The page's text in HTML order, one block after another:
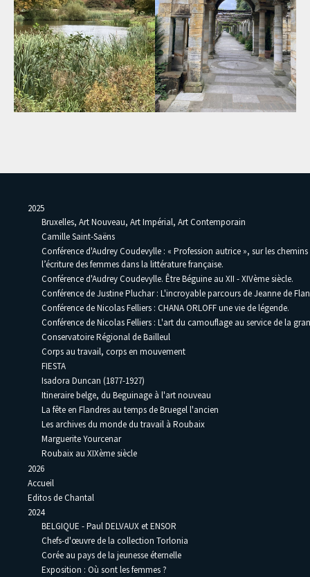
2025
Bruxelles, Art Nouveau, Art Impérial, Art Contemporain
Camille Saint-Saëns
Conférence d'Audrey Coudevylle : « Profession autrice », sur les
l’écriture des femmes dans la littérature française.
Conférence d'Audrey Coudevylle. Être Béguine au XII - XIVème siècle.
Conférence de Justine Pluchar : L'incroyable parcours de Jeanne de
Conférence de Nicolas Felliers : CHANA ORLOFF une vie de légende.
Conférence de Nicolas Felliers : L'art du camouflage au service de la
Conservatoire Régional de Bailleul
Corps au travail, corps en mouvement
FIESTA
Isadora Duncan (1877-1927)
Itineraire belge, du Beguinage à l'art nouveau
La fête en Flandres au temps de Bruegel l'ancien
Les archives du monde du travail à Roubaix
Marguerite Yourcenar
Roubaix au XIXème siècle
2026
Accueil
Editos de Chantal
2024
BELGIQUE - Paul DELVAUX et ENSOR
Chefs-d'œuvre de la collection Torlonia
Corée au pays de la jeunesse éternelle
Exposition : Où sont les femmes ?